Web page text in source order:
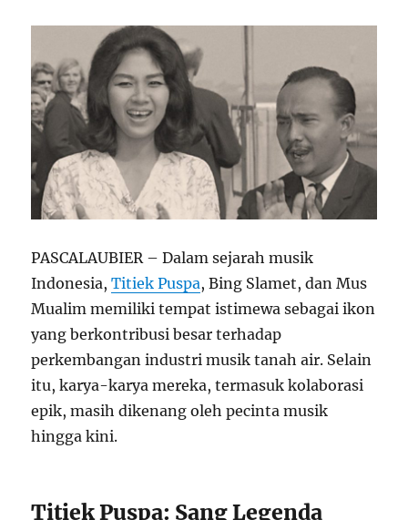
PASCALAUBIER – Dalam sejarah musik
Indonesia,Titiek Puspa, Bing Slamet, dan Mus
Mualim memiliki tempat istimewa sebagai ikon
yang berkontribusi besar terhadap
perkembangan industri musik tanah air. Selain
itu, karya-karya mereka, termasuk kolaborasi
epik, masih dikenang oleh pecinta musik
hingga kini.
Titiek Puspa: Sang Legenda